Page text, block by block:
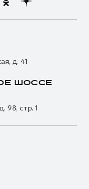
д. 41
ШОССЕ
стр. 1